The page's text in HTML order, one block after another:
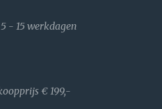
15 werkdagen
€ 199,-